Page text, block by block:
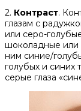
2. Контраст.
глазам с
или серо-
шоколадные или
ним синие/
голубых и синих
серые глаза